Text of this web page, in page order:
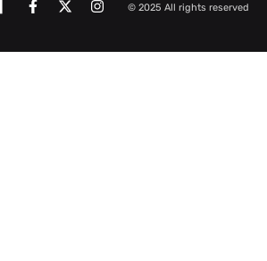
© 2025 All rights reserved